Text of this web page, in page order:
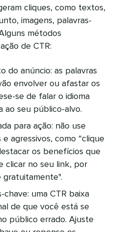
cliques, como textos,
imagens, palavras-
métodos
de CTR:​​
do anúncio: as palavras
envolver ou afastar os
se de falar o idioma
ao seu público-alvo.​​
para ação: não use
agressivos, como “clique
os benefícios que
clicar no seu link, por
gratuitamente".​​
chave: uma CTR baixa
de que você está se
público errado. Ajuste